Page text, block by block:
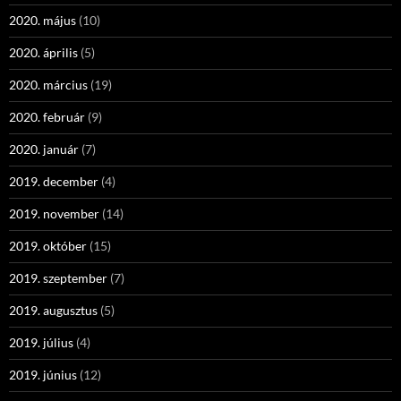
2020. május (10)
2020. április (5)
2020. március (19)
2020. február (9)
2020. január (7)
2019. december (4)
2019. november (14)
2019. október (15)
2019. szeptember (7)
2019. augusztus (5)
2019. július (4)
2019. június (12)